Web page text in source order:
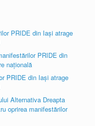
PRIDE din Iași atrage
PRIDE din
națională
PRIDE din Iași atrage
Alternativa Dreapta
oprirea manifestărilor